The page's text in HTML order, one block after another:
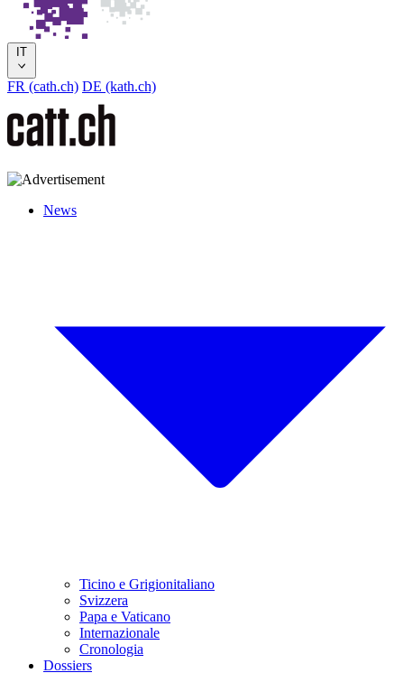
IT
FR (cath.ch) DE (kath.ch)
News
Ticino e Grigionitaliano
Svizzera
Papa e Vaticano
Internazionale
Cronologia
Dossiers